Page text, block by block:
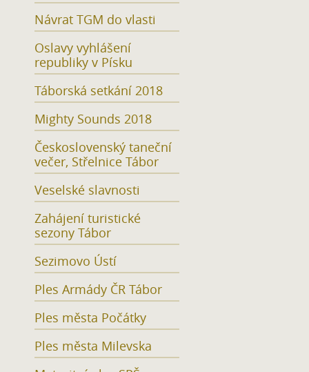
Návrat TGM do vlasti
Oslavy vyhlášení
republiky v Písku
Táborská setkání 2018
Mighty Sounds 2018
Československý taneční
večer, Střelnice Tábor
Veselské slavnosti
Zahájení turistické
sezony Tábor
Sezimovo Ústí
Ples Armády ČR Tábor
Ples města Počátky
Ples města Milevska